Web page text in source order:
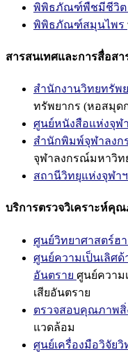
พิพิธภัณฑ์พืชมีชีวิต
พิพิธภัณฑ์สมุนไพร
สารสนเทศและการสื่อสา
สำนักงานวิทยทรัพ
ทรัพยากร (หอสมุด
ศูนย์หนังสือแห่งจุฬ
สำนักพิมพ์จุฬาลง
จุฬาลงกรณ์มหาวิท
สถานีวิทยุแห่งจุฬาฯ
บริการตรวจวิเคราะห์คุ
ศูนย์วิทยาศาสตร์ฮ
ศูนย์ความเป็นเลิศด้
อันตราย ศูนย์ความ
เสียอันตราย
ตรวจสอบคุณภาพสิ่
แวดล้อม
ศูนย์เครื่องมือวิจัยวิ